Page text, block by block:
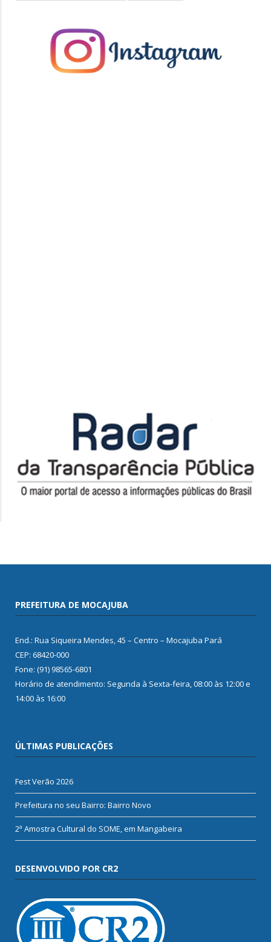
PREFEITURA DE MOCAJUBA
End.: Rua Siqueira Mendes, 45 – Centro – Mocajuba Pará
CEP: 68420-000
Fone: (91) 98565-6801
Horário de atendimento: Segunda à Sexta-feira, 08:00 às 12:00 e
14:00 às 16:00
ÚLTIMAS PUBLICAÇÕES
Fest Verão 2026
Prefeitura no seu Bairro: Bairro Novo
2ª Amostra Cultural do SOME, em Mangabeira
DESENVOLVIDO POR CR2